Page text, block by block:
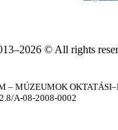
© All rights
MÚZEUMOK
A-08-2008-0002